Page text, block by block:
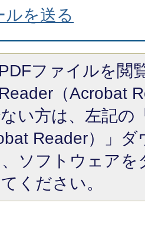
ルを送る
PDFファイルを閲
Reader（Acrobat
い方は、左記の
Reader）」
ソフトウェア
ください。